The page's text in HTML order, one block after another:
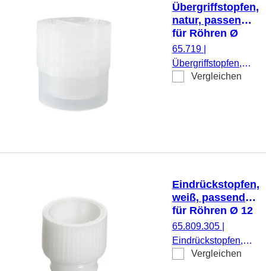
Übergriffstopfen,
natur, passend
für Röhren Ø
11,5 und 12 mm
65.719
Übergriffstopfen,
natur, passend für
Vergleichen
Eindrückstopfen,
weiß, passend
für Röhren Ø 12
mm
65.809.305
Eindrückstopfen,
weiß, passend für
Vergleichen